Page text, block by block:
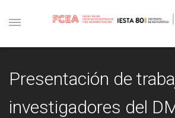
Presentación de
investigadores del